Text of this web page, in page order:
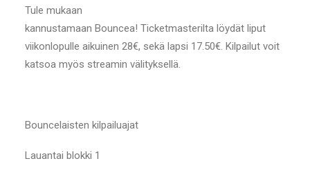
Tule mukaan
kannustamaan Bouncea! Ticketmasterilta löydät liput
viikonlopulle aikuinen 28€, sekä lapsi 17.50€. Kilpailut voit
katsoa myös streamin välityksellä.
Bouncelaisten kilpailuajat
Lauantai blokki 1